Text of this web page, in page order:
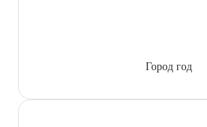
Город год